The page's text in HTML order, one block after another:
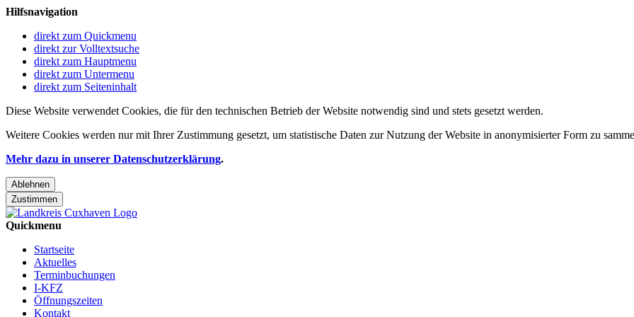
Hilfsnavigation
direkt zum Quickmenu
direkt zur Volltextsuche
direkt zum Hauptmenu
direkt zum Untermenu
direkt zum Seiteninhalt
Diese Website verwendet Cookies, die für den technischen Betrieb der Website notwendig sind und stets gesetzt werden.
Weitere Cookies werden nur mit Ihrer Zustimmung gesetzt, um statistische Daten zur Nutzung der Website in anonymisierter Form zu
Mehr dazu in unserer Datenschutzerklärung.
Ablehnen
Zustimmen
Quickmenu
Startseite
Aktuelles
Terminbuchungen
I-KFZ
Öffnungszeiten
Kontakt